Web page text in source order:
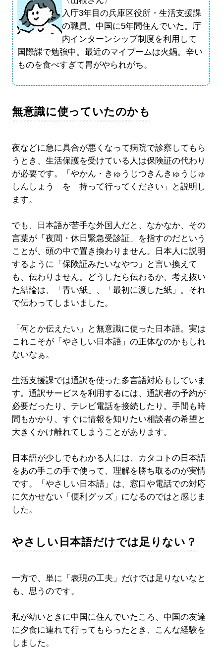
入庁3年目の兵庫区役所・生活支援課
の職員。中国に5年間住んでいた。庁
内インターンシップ制度を利用して
国際課で勉強中。最近のマイブームは火鍋。辛い
ものを食べすぎて胃がやられがち。
無意識に使っていたのかも
夜などに急に具合が悪くなって病院で診察してもら
うとき、生活保護を受けている人は保険証の代わり
が必要です。「やかん・きゅうじつきんきゅうじゅ
しんしょう を 持って行ってください」と説明し
ます。
でも、日本語が苦手な外国人だと、なかなか、その
言葉が「夜間・休日緊急受診証」を指すのだという
ことが、頭の中で置き換わりません。日本人に説明
するように「保険証みたいなやつ」と言い換えて
も、伝わりません。どうしたら伝わるか、考え抜い
た結論は、「青い紙」、「最初に渡した紙」。それ
で伝わってしまいました。
「何とか伝えたい」と無意識に使った日本語。実は
これこそが「やさしい日本語」の正体なのかもしれ
ないなぁ。
生活支援課では通訳を使った多言語対応もしていま
す。通訳サービスを利用するには、通訳者の予約が
必要だったり、テレビ電話を接続したり。手間も時
間もかかり、すぐに情報を知りたい相談者の希望と
大きくかけ離れてしまうことがあります。
日本語が少しでもわかる人には、カタコトの日本語
をあの手この手で使って、理解を勝ち取るのが実情
です。「やさしい日本語」は、窓口や電話での対応
に欠かせない「便利グッズ」になるのではと感じま
した。
やさしい日本語だけでは足りない？
一方で、単に「表現の工夫」だけでは足りないなと
も、思うのです。
私が幼いときに中国に住んでいたころ、中国の友達
に夕食に連れて行ってもらったとき、こんな経験を
しました。